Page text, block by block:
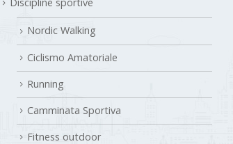
Nordic Walking
Ciclismo Amatoriale
Running
Camminata Sportiva
Fitness outdoor